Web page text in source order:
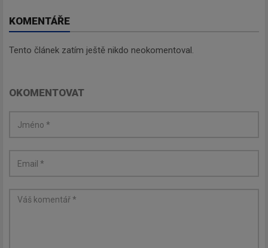
KOMENTÁŘE
Tento článek zatím ještě nikdo neokomentoval.
OKOMENTOVAT